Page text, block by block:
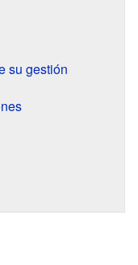
su gestión